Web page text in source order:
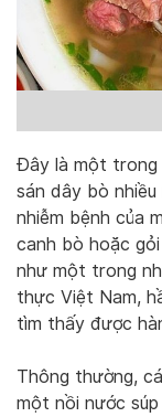
Đây là một trong
sán dây bò
nhiễm bệnh của
canh bò hoặc
như một trong
thực Việt Nam,
tìm thấy được
Thông thường,
một nồi nước